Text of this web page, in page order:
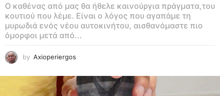
Ο καθένας από μας θα ήθελε καινούργια πράγματα,του
κουτιού που λέμε. Είναι ο λόγος που αγαπάμε τη
μυρωδιά ενός νέου αυτοκινήτου, αισθανόμαστε πιο
όμορφοι μετά από...
by Axioperiergos